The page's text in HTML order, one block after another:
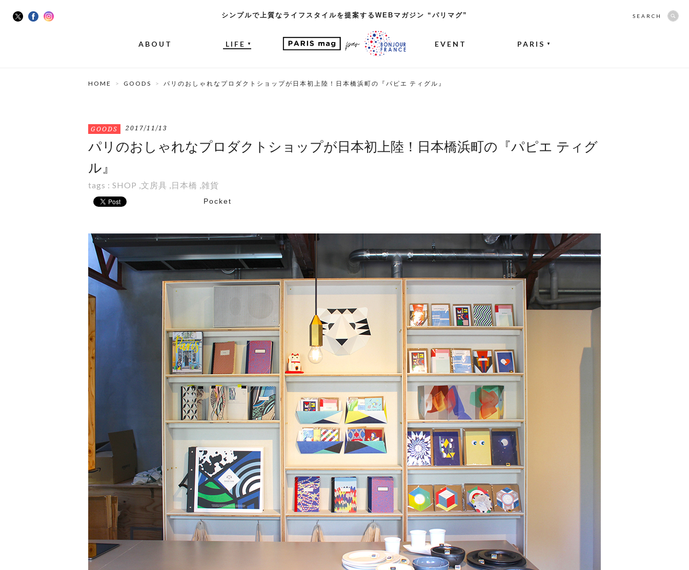
シンプルで上質なライフスタイルを提案するWEBマガジン “パリマグ”
ABOUT LIFE ▼ EVENT PARIS ▼
SEARCH
HOME GOODS パリのおしゃれなプロダクトショップが日本初上陸！日本橋浜町の『パピエ ティグル』
GOODS 2017/11/13
パリのおしゃれなプロダクトショップが日本初上陸！日本橋浜町の『パピエ ティグ
ル』
tags : SHOP ,文房具 ,日本橋 ,雑貨
Pocket